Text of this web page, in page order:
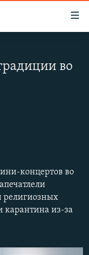
во
концертов во
религиозных
из-за